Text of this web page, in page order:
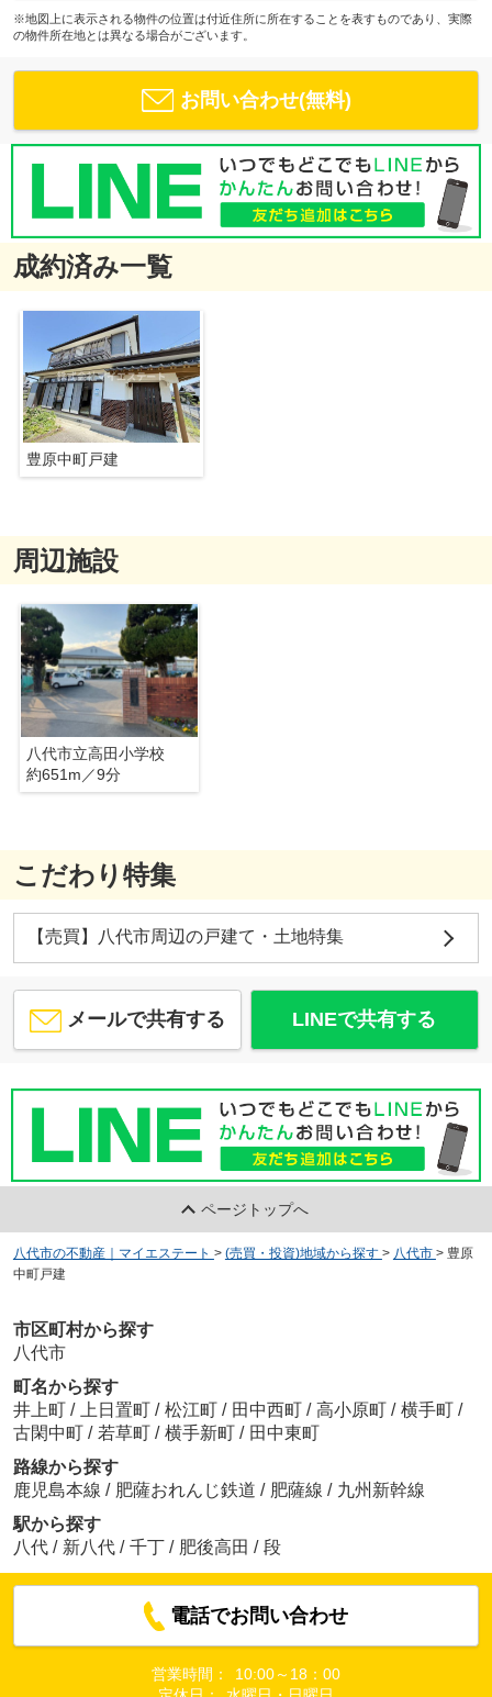
※地図上に表示される物件の位置は付近住所に所在することを表すものであり、実際
の物件所在地とは異なる場合がございます。
お問い合わせ(無料)
成約済み一覧
豊原中町戸建
周辺施設
八代市立高田小学校
約651m／9分
こだわり特集
【売買】八代市周辺の戸建て・土地特集
メールで共有する LINEで共有する
ページトップへ
八代市の不動産｜マイエステート > (売買・投資)地域から探す > 八代市 > 豊原
中町戸建
市区町村から探す
八代市
町名から探す
井上町 / 上日置町 / 松江町 / 田中西町 / 高小原町 / 横手町 /
古閑中町 / 若草町 / 横手新町 / 田中東町
路線から探す
鹿児島本線 / 肥薩おれんじ鉄道 / 肥薩線 / 九州新幹線
駅から探す
八代 / 新八代 / 千丁 / 肥後高田 / 段
電話でお問い合わせ
営業時間：
10:00～18：00